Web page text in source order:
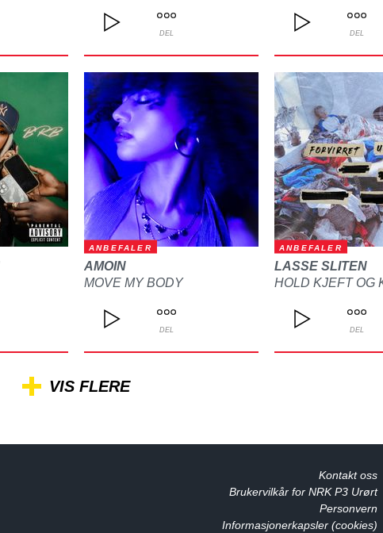
DEL DEL
ANBEFALER
AMOIN
MOVE MY BODY
DEL
ANBEFALER
LASSE SLITEN
HOLD KJEFT OG
DEL
VIS FLERE
Kontakt oss
Brukervilkår for NRK P3 Urørt
Personvern
Informasjonerkapsler (cookies)